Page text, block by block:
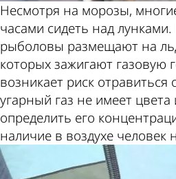
Несмотря на морозы,
часами сидеть над
рыболовы размещают на
которых зажигают газовую
возникает риск отравиться
угарный газ не имеет цвета
определить его
наличие в воздухе человек